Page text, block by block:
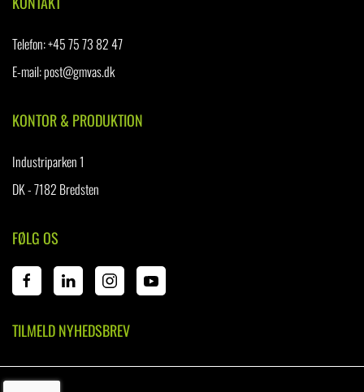
Telefon:+45 75 73 82 47
E-mail:post@gmvas.dk
KONTOR & PRODUKTION
Industriparken 1
DK - 7182 Bredsten
FØLG OS
TILMELD NYHEDSBREV